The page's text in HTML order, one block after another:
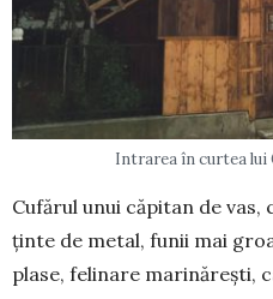
Intrarea în curtea lui
Cufărul unui căpitan de
ținte de metal, funii mai
plase, felinare marinărești,